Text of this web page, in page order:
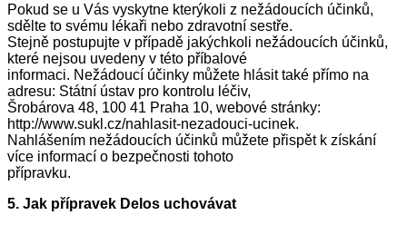
Pokud se u Vás vyskytne kterýkoli z nežádoucích účinků,
sdělte to svému lékaři nebo zdravotní sestře.
Stejně postupujte v případě jakýchkoli nežádoucích účinků,
které nejsou uvedeny v této příbalové
informaci. Nežádoucí účinky můžete hlásit také přímo na
adresu: Státní ústav pro kontrolu léčiv,
Šrobárova 48, 100 41 Praha 10, webové stránky:
http://www.sukl.cz/nahlasit-nezadouci-ucinek.
Nahlášením nežádoucích účinků můžete přispět k získání
více informací o bezpečnosti tohoto
přípravku.
5. Jak přípravek Delos uchovávat